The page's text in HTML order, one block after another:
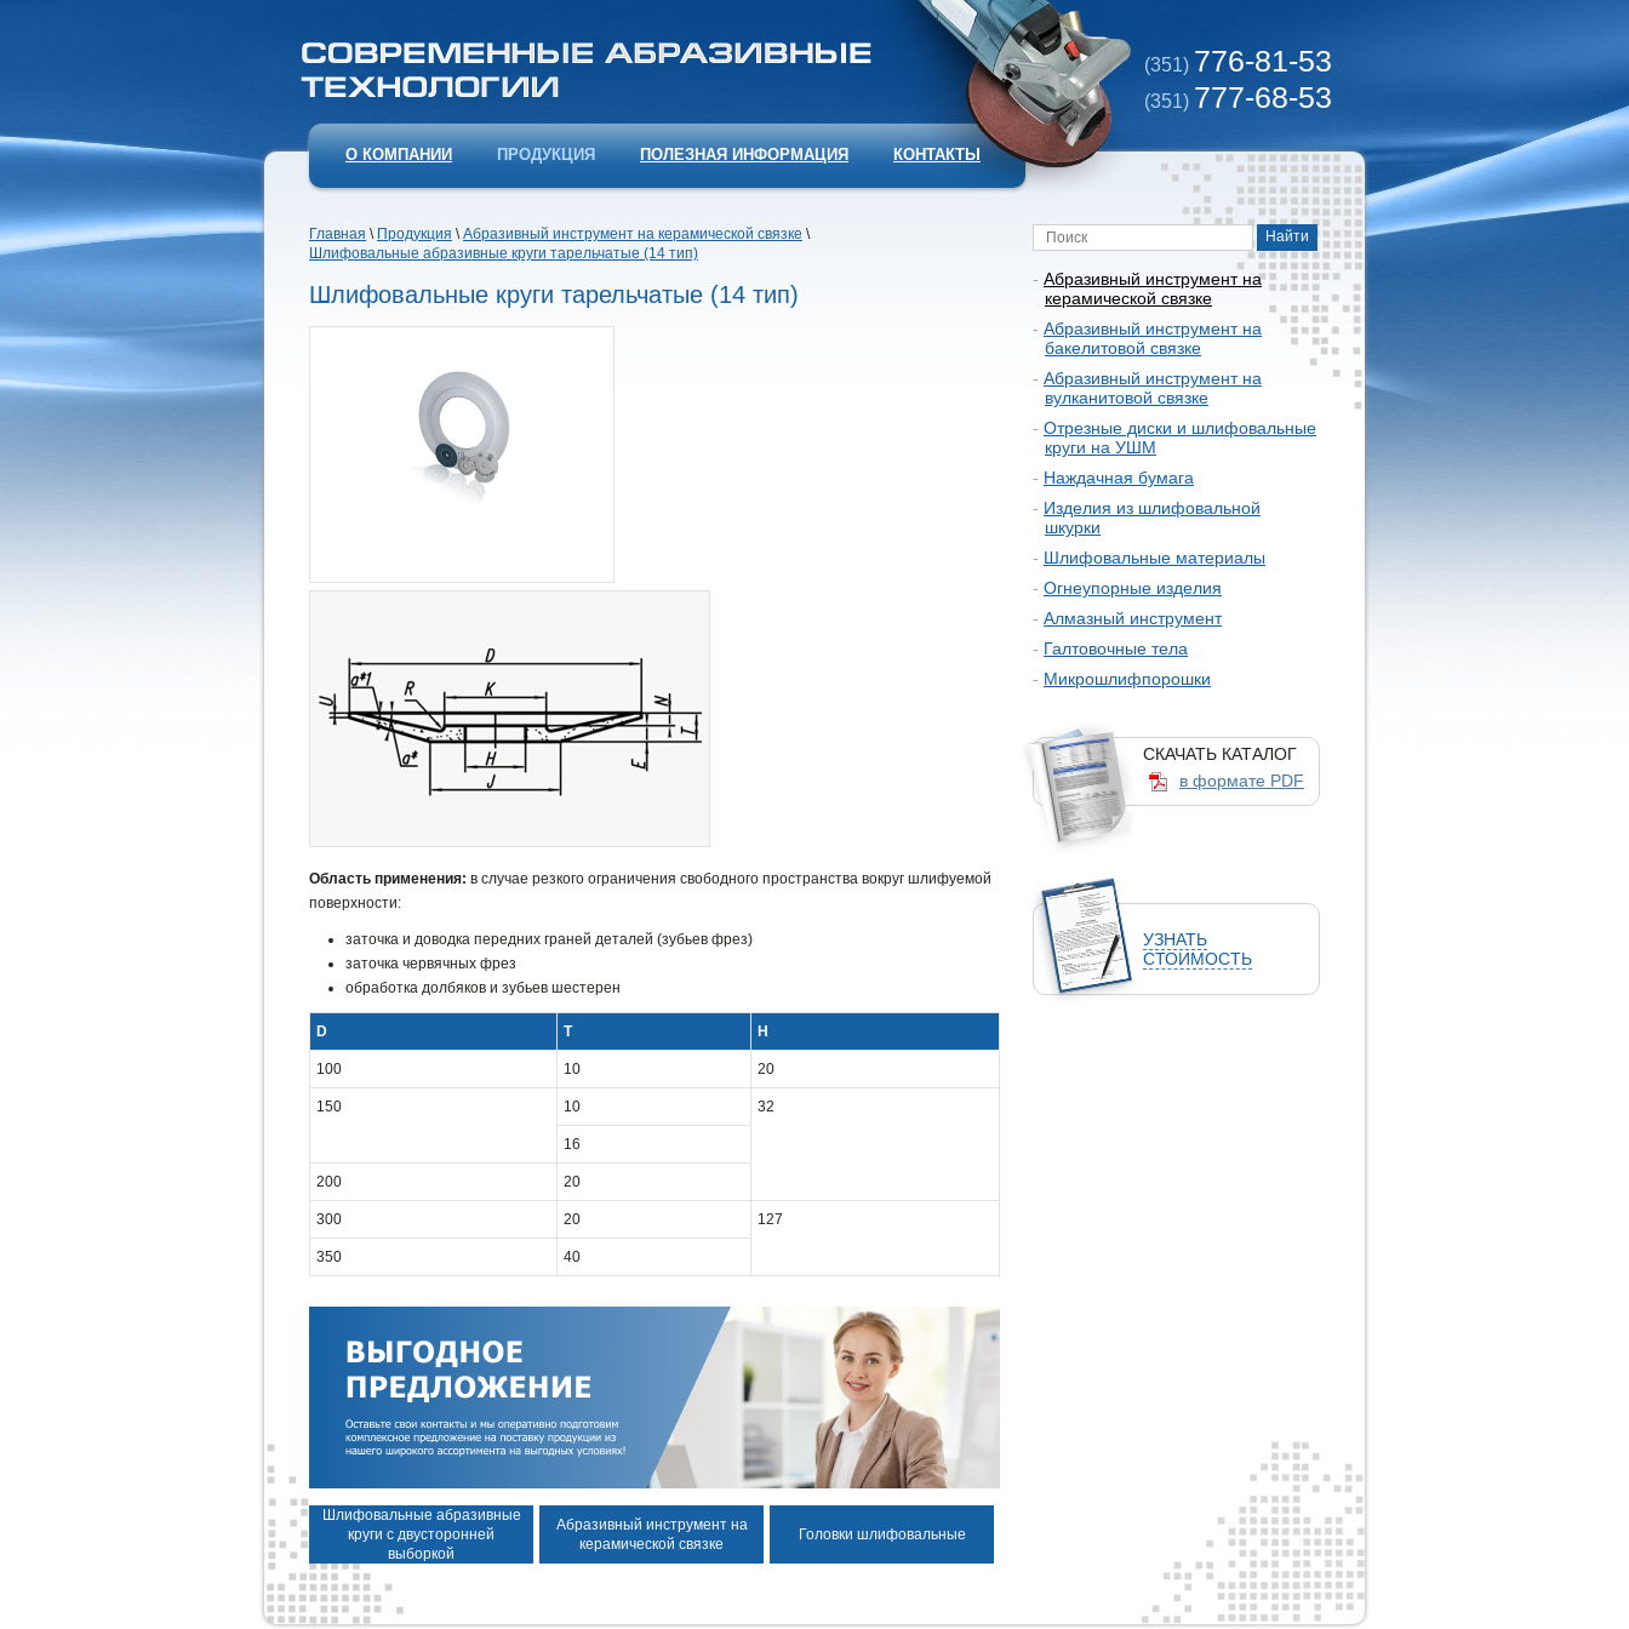
(351) 776-81-53
(351) 777-68-53
О КОМПАНИИ ПРОДУКЦИЯ ПОЛЕЗНАЯ ИНФОРМАЦИЯ КОНТАКТЫ
Главная \ Продукция \ Абразивный инструмент на керамической связке \
Шлифовальные абразивные круги тарельчатые (14 тип)
Шлифовальные круги тарельчатые (14 тип)
Область применения: в случае резкого ограничения свободного пространства вокруг шлифуемой
поверхности:
заточка и доводка передних граней деталей (зубьев фрез)
заточка червячных фрез
обработка долбяков и зубьев шестерен
D T H
100 10 20
150 10 32
16
200 20
300 20 127
350 40
Шлифовальные абразивные
круги с двусторонней
выборкой
Абразивный инструмент на
керамической связке
Головки шлифовальные
Абразивный инструмент на
керамической связке
Абразивный инструмент на
бакелитовой связке
Абразивный инструмент на
вулканитовой связке
Отрезные диски и шлифовальные
круги на УШМ
Наждачная бумага
Изделия из шлифовальной
шкурки
Шлифовальные материалы
Огнеупорные изделия
Алмазный инструмент
Галтовочные тела
Микрошлифпорошки
СКАЧАТЬ КАТАЛОГ
в формате PDF
УЗНАТЬ
СТОИМОСТЬ